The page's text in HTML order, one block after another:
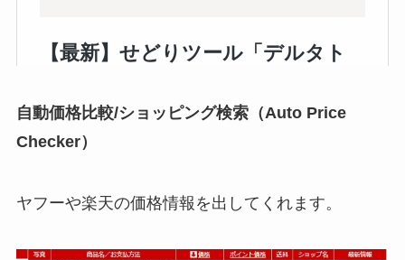
自動価格比較/ショッピング検索（Auto Price
Checker）
ヤフーや楽天の価格情報を出してくれます。